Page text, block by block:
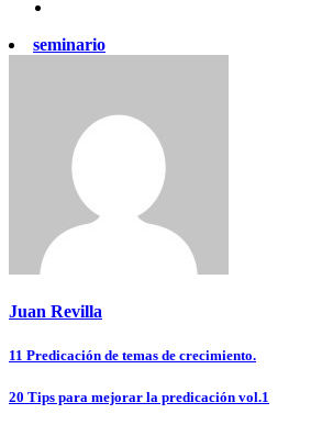
seminario
Juan Revilla
Navegación
de
11 Predicación de temas de crecimiento.
20 Tips para mejorar la predicación vol.1